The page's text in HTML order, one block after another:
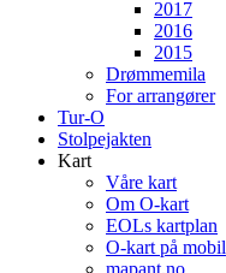
2017
2016
2015
Drømmemila
For arrangører
Tur-O
Stolpejakten
Kart
Våre kart
Om O-kart
EOLs kartplan
O-kart på mobil
mapant.no